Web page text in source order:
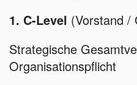
1. C-Level (Vorstand /
Strategische
Organisationspflicht